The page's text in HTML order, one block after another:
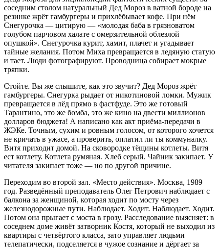
соседним столом натуральный Дед Мороз в ватной бороде на
резинке жрёт гамбургеры и прихлёбывает кофе. При нём
Снегурочка — цитирую — «молодая баба в грязноватом
голубом парчовом халате с омерзительной облезлой
опушкой». Снегурочка курит, хамит, плачет и угадывает
тайные желания. Потом Миха превращается в ледяную статую
и тает. Люди фотографируют. Проводница собирает мокрые
тряпки.
Стойте. Вы же слышите, как это звучит? Дед Мороз жрёт
гамбургеры. Снегурка рыдает от никотиновой ломки. Мужик
превращается в лёд прямо в фастфуде. Это же готовый
Тарантино, это же бомба, это же кино на двести миллионов
долларов бюджета! А написано как акт приёма-передачи в
ЖЭКе. Точным, сухим и ровным голосом, от которого хочется
не кричать в ужасе, а проверить, оплатил ли ты коммуналку.
Витя приходит домой. На сковородке тёщины котлеты. Витя
ест котлету. Котлета румяная. Хлеб серый. Чайник закипает. У
читателя закипает тоже — но по другой причине.
Переходим во второй зал. «Место действия». Москва, 1989
год. Разведённый преподаватель Олег Петрович наблюдает с
балкона за женщиной, которая ходит по мосту через
железнодорожные пути. Наблюдает. Ходит. Наблюдает. Ходит.
Потом она прыгает с моста в грозу. Расследование выясняет: в
соседнем доме живёт затворник Костя, который не выходил из
квартиры с четвёртого класса, зато управляет людьми
телепатически, подселяется в чужое сознание и дёргает за